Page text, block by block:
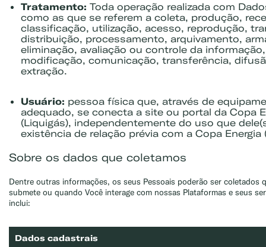
Tratamento: Toda operação realizada com
como as que se referem a coleta, produção,
classificação, utilização, acesso, reprodução,
distribuição, processamento, arquivamento,
eliminação, avaliação ou controle da informação,
modificação, comunicação, transferência,
extração.
Usuário: pessoa física que, através de
adequado, se conecta a site ou portal da Copa
(Liquigás), independentemente do uso que
existência de relação prévia com a Copa Energia
Sobre os dados que coletamos
Dentre outras informações, os seus Pessoais poderão ser coletados
submete ou quando Você interage com nossas Plataformas e seus
inclui:
Dados cadastrais